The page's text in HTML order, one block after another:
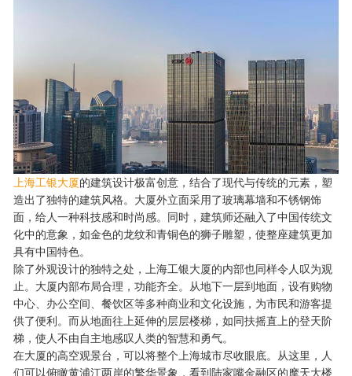
上海工银大厦的建筑设计极富创意，结合了现代与传统的元素，塑
造出了独特的建筑风格。大厦外立面采用了玻璃幕墙和不锈钢饰
面，给人一种科技感和时尚感。同时，建筑师还融入了中国传统文
化中的意象，如金色的龙纹和青铜色的狮子雕塑，使整座建筑更加
具有中国特色。
除了外观设计的独特之处，上海工银大厦的内部也同样令人叹为观
止。大厦内部布局合理，功能齐全。从地下一层到地面，设有购物
中心、办公空间、餐饮区等多种商业和文化设施，为市民和游客提
供了便利。而从地面往上延伸的层层楼梯，如同扶摇直上的登天阶
梯，使人不由自主地感叹人类的智慧和勇气。
在大厦的高空观景台，可以将整个上海城市尽收眼底。从这里，人
们可以俯瞰黄浦江两岸的繁华景象，看到陆家嘴金融区的摩天大楼